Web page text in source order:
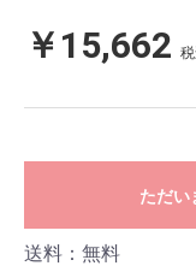
￥15,662
ただい
送料：無料